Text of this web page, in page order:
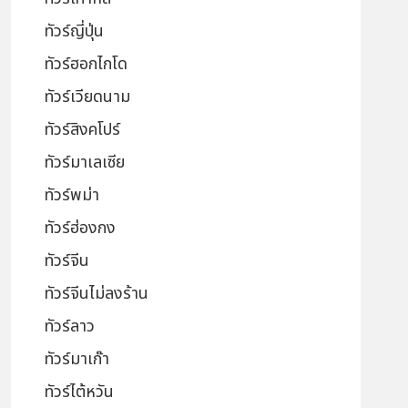
ทัวร์ญี่ปุ่น
ทัวร์ฮอกไกโด
ทัวร์เวียดนาม
ทัวร์สิงคโปร์
ทัวร์มาเลเซีย
ทัวร์พม่า
ทัวร์ฮ่องกง
ทัวร์จีน
ทัวร์จีนไม่ลงร้าน
ทัวร์ลาว
ทัวร์มาเก๊า
ทัวร์ไต้หวัน